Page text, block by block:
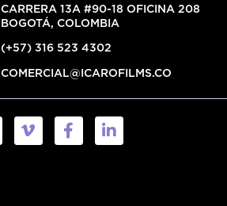
CARRERA 13A #90-18 OFICINA 208
BOGOTÁ, COLOMBIA
(+57) 316 523 4302
COMERCIAL@ICAROFILMS.CO